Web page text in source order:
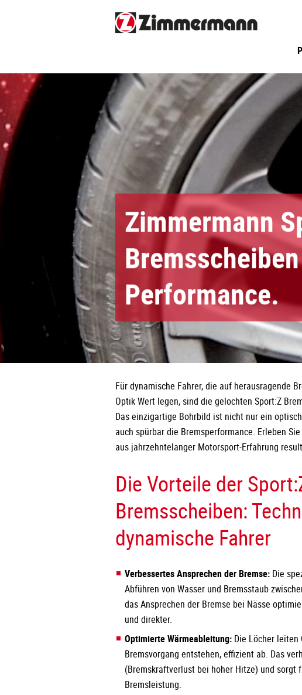
Zimmermann
Performance.
Für dynamische Fahrer, die auf herausragende
Optik Wert legen, sind die gelochten Sport:Z
Das einzigartige Bohrbild ist nicht nur ein
auch spürbar die Bremsperformance. Erleben
aus jahrzehntelanger Motorsport-Erfahrung
Die Vorteile der
Bremsscheiben:
dynamische Fahrer
Verbessertes Ansprechen der Bremse: Die
Abführen von Wasser und Bremsstaub
das Ansprechen der Bremse bei Nässe
und direkter.
Optimierte Wärmeableitung: Die Löcher leiten
Bremsvorgang entstehen, effizient ab. Das
(Bremskraftverlust bei hoher Hitze) und sorgt
Bremsleistung.